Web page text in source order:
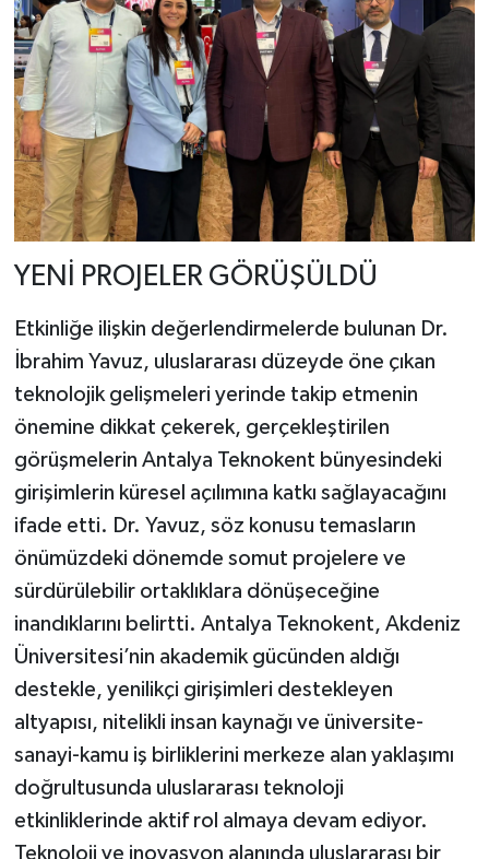
YENİ PROJELER GÖRÜŞÜLDÜ
Etkinliğe ilişkin değerlendirmelerde bulunan Dr.
İbrahim Yavuz, uluslararası düzeyde öne çıkan
teknolojik gelişmeleri yerinde takip etmenin
önemine dikkat çekerek, gerçekleştirilen
görüşmelerin Antalya Teknokent bünyesindeki
girişimlerin küresel açılımına katkı sağlayacağını
ifade etti. Dr. Yavuz, söz konusu temasların
önümüzdeki dönemde somut projelere ve
sürdürülebilir ortaklıklara dönüşeceğine
inandıklarını belirtti. Antalya Teknokent, Akdeniz
Üniversitesi’nin akademik gücünden aldığı
destekle, yenilikçi girişimleri destekleyen
altyapısı, nitelikli insan kaynağı ve üniversite-
sanayi-kamu iş birliklerini merkeze alan yaklaşımı
doğrultusunda uluslararası teknoloji
etkinliklerinde aktif rol almaya devam ediyor.
Teknoloji ve inovasyon alanında uluslararası bir